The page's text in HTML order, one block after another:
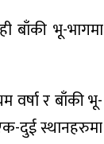
बाँकी भू-भागमा
र बाँकी भू-
दुई स्थानहरुमा